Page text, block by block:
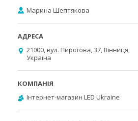
Марина Шептякова
21000, вул. Пирогова, 37, Вінниця,
Україна
Інтернет-магазин LED Ukraine